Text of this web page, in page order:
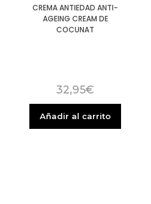
CREMA ANTIEDAD ANTI-
AGEING CREAM DE
COCUNAT
32,95€
Añadir al carrito